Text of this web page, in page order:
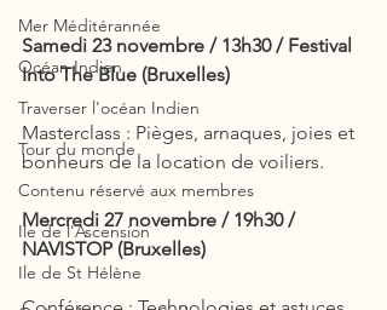
Mer Méditérannée
Océan Indien
Traverser l'océan Indien
Tour du monde
Contenu réservé aux membres
Ile de l'Ascension
Ile de St Hélène
Samedi 23 novembre / 13h30 / Festival
Into The Blue (Bruxelles)
Masterclass : Pièges, arnaques, joies et
bonheurs de la location de voiliers.
Mercredi 27 novembre / 19h30 /
NAVISTOP (Bruxelles)